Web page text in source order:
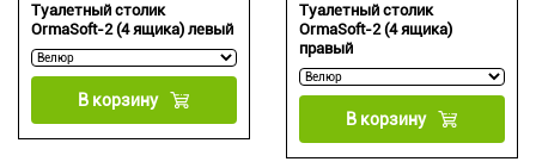
Туалетный столик
OrmaSoft-2 (4 ящика) левый
В корзину
Туалетный столик
OrmaSoft-2 (4 ящика)
правый
В корзину